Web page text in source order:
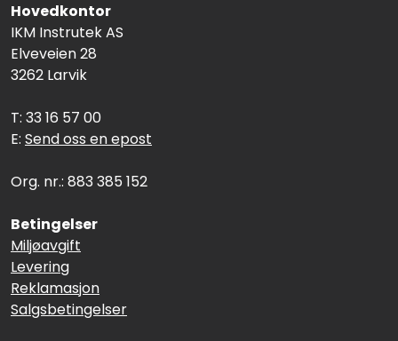
Hovedkontor
IKM Instrutek AS
Elveveien 28
3262 Larvik
T: 33 16 57 00
E: Send oss en epost
Org. nr.: 883 385 152
Betingelser
Miljøavgift
Levering
Reklamasjon
Salgsbetingelser